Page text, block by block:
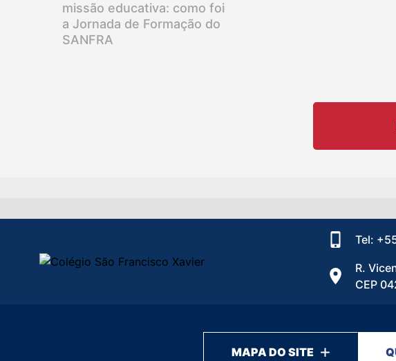
missão educativa: como foi
a Jornada de Formação do
SANFRA
Tel:
R.
CEP
MAPA DO SITE